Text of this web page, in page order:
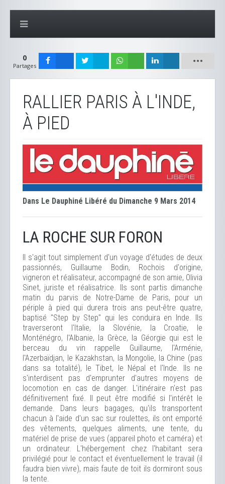
0
Partages
RALLIER PARIS À L'INDE,
À PIED
Dans Le Dauphiné Libéré du Dimanche 9 Mars 2014
LA ROCHE SUR FORON
Il s'agit tout simplement d'un voyage d'études de deux
passionnés, Guillaume Bodin, Rochois d'origine,
vigneron et réalisateur, accompagné de son amie, Olivia
Sinet, juriste et réalisatrice. Ils sont partis dimanche
matin du parvis de Notre-Dame de Paris, pour un
périple à pied qui durera trois ans peut-être quatre,
baptisé "Step by Step" qui les conduira en Inde. Ils
traverseront l'Italie, la Slovénie, la Croatie, le
Monténégro, l'Albanie, la Grèce, la Géorgie qui est le
berceau du vin rappelle Guillaume, l'Arménie,
l'Azerbaïdjan, le Kazakhstan, la Mongolie, la Chine (pas
dans sa totalité), le Tibet, le Népal et l'Inde. Ils ne
s'interdisent pas d'emprunter d'autres moyens de
locomotion en cas de danger. L'itinéraire n'est pas
définitivement fixé. Il peut être modifié si l'intérêt le
demande. Dans leurs bagages, qu'ils transportent
chacun à l'aide d'un sac sur roulettes, ils ont emporté
des vêtements, quelques aliments, une tente, du
matériel de prise de vues (appareil photo et caméra) et
un ordinateur. L'hébergement chez l'habitant sera
privilégié pour le contact et éventuellement le travail (il
faudra bien vivre), mais faute de toit ils dormiront sous
la tente.